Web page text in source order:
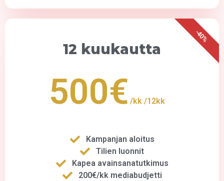
-40%
12 kuukautta
500€
/kk /12kk
Kampanjan aloitus
Tilien luonnit
Kapea avainsanatutkimus
200€/kk mediabudjetti